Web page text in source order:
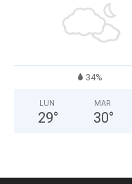
34%
LUN
29°
MAR
30°